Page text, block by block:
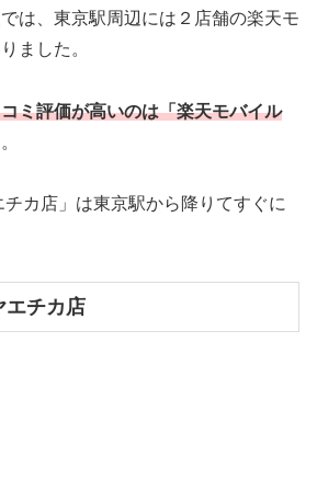
は、東京駅周辺には２店舗の楽天モ
ました。
ミ評価が高いのは「楽天モバイル
チカ店」は東京駅から降りてすぐに
エチカ店